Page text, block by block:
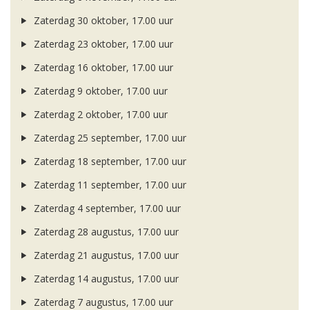
Zaterdag 30 oktober, 17.00 uur
Zaterdag 23 oktober, 17.00 uur
Zaterdag 16 oktober, 17.00 uur
Zaterdag 9 oktober, 17.00 uur
Zaterdag 2 oktober, 17.00 uur
Zaterdag 25 september, 17.00 uur
Zaterdag 18 september, 17.00 uur
Zaterdag 11 september, 17.00 uur
Zaterdag 4 september, 17.00 uur
Zaterdag 28 augustus, 17.00 uur
Zaterdag 21 augustus, 17.00 uur
Zaterdag 14 augustus, 17.00 uur
Zaterdag 7 augustus, 17.00 uur